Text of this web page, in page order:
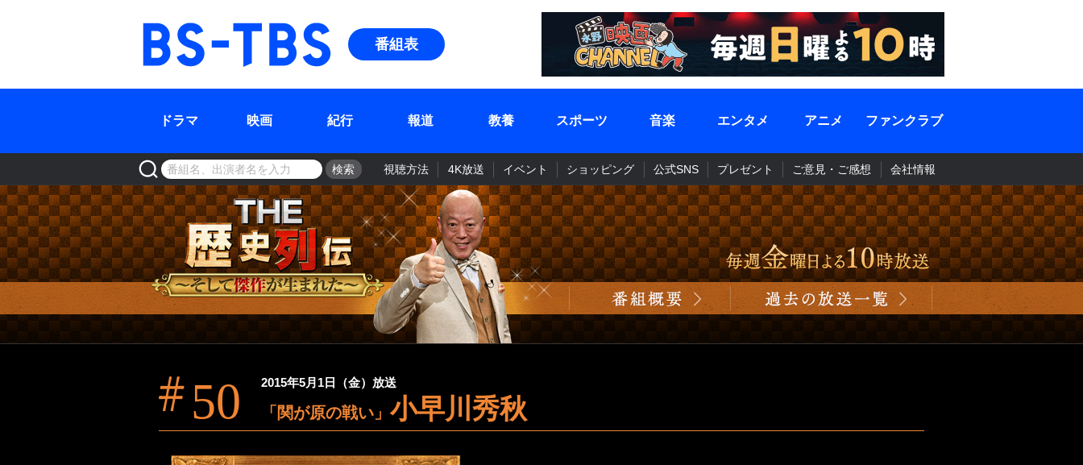
BS-TBS
番組表
ドラマ 映画 紀行 報道 教養 スポーツ 音楽 エンタメ アニメ ファンクラブ
検索 視聴方法 4K放送 イベント ショッピング 公式SNS プレゼント ご意見・ご感想 会社情報
50 2015年5月1日（金）放送
「関が原の戦い」小早川秀秋